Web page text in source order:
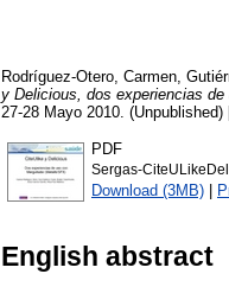
Rodríguez-Otero, Carmen
y Delicious, dos experiencias de
27-28 Mayo 2010. (Unpublished)
PDF
Sergas-
Download (3MB) |
English abstract